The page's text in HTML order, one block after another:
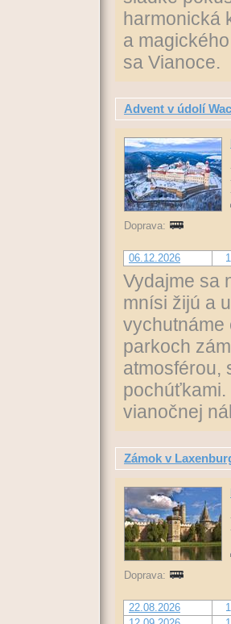
harmonická
a
sa Vianoce.
Advent v údolí
Doprava:
06.12.2026
Vydajme sa
mnísi žijú a
vychutnáme
parkoch
atmosférou,
pochúťkami.
vianočnej
Zámok v
Doprava:
22.08.2026